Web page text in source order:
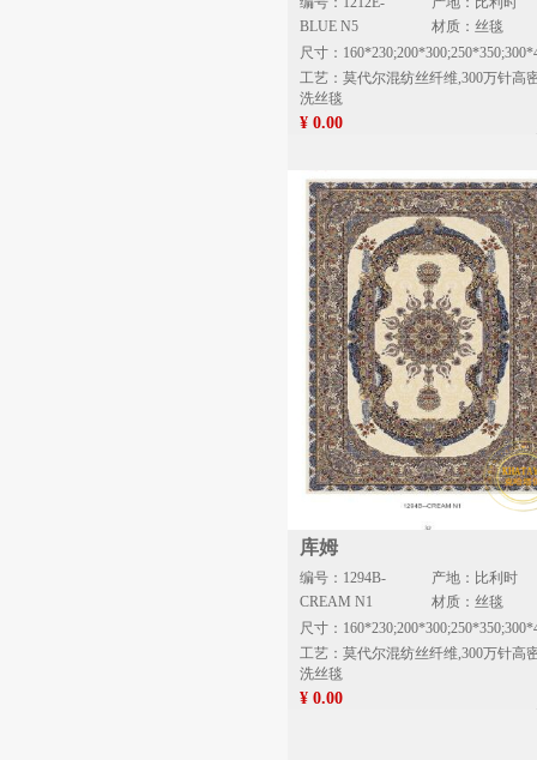
BLUE N5
材质：丝毯
尺寸：
工艺：莫代尔混纺丝纤维,300万针高
洗丝毯
¥ 0.00
库姆
编号：1294B-
CREAM N1
产地：比利时
材质：丝毯
尺寸：
工艺：莫代尔混纺丝纤维,300万针高
洗丝毯
¥ 0.00